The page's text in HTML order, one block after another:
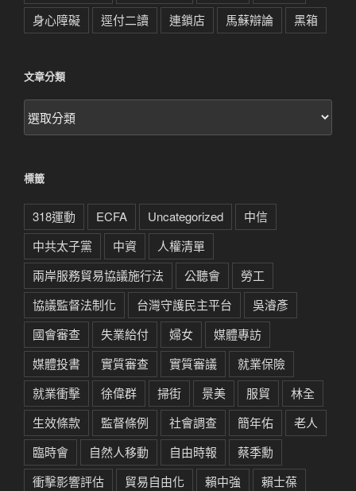
身心障礙
逕付二讀 連鎖店 馬蘇辯論 黑箱
文章分類
文
章
標籤
318運動 ECFA Uncategorized
中信
中共太子黨
中資
人權清單
兩岸服務貿易協議施行法
公聽會
勞工
協議監督法制化
台灣守護民主平台
吳濬彥
國會審查
失業給付 婦女
媒體專訪
媒體投書
實質審查 實質審議
就業保險
就業衝擊
徐偉群 掃街 景美 服貿
林全
生效條款
監督條例 社會調查 簡年佑
老人
臨時會
自然人移動 自由時報
蔡季勳
衝擊影響評估
貿易自由化 賴中強
賴士葆